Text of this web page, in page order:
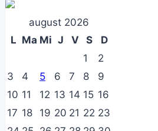
august 2026
L Ma Mi J V S
D
1
2
3
4 5 6 7 8
9
10 11 12 13 14 15 16
17 18 19 20 21 22 23